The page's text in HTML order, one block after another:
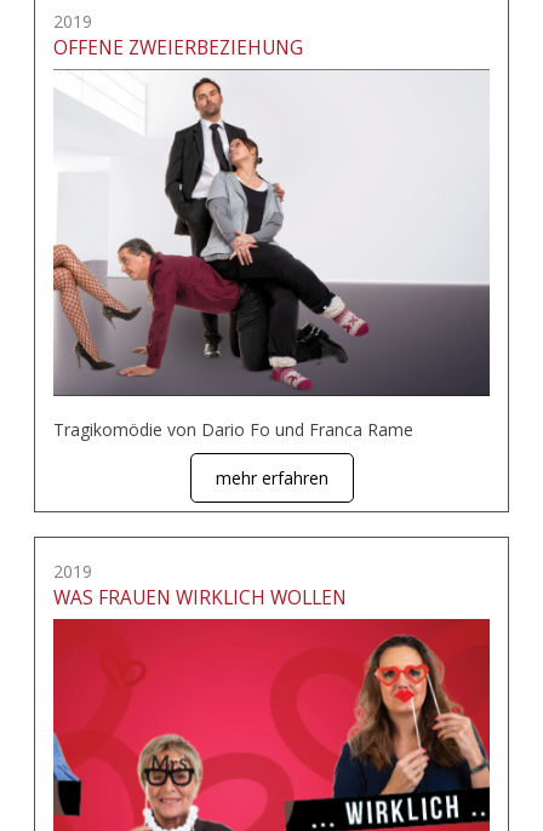
2019
OFFENE ZWEIERBEZIEHUNG
Tragikomödie von Dario Fo und Franca Rame
mehr erfahren
2019
WAS FRAUEN WIRKLICH WOLLEN